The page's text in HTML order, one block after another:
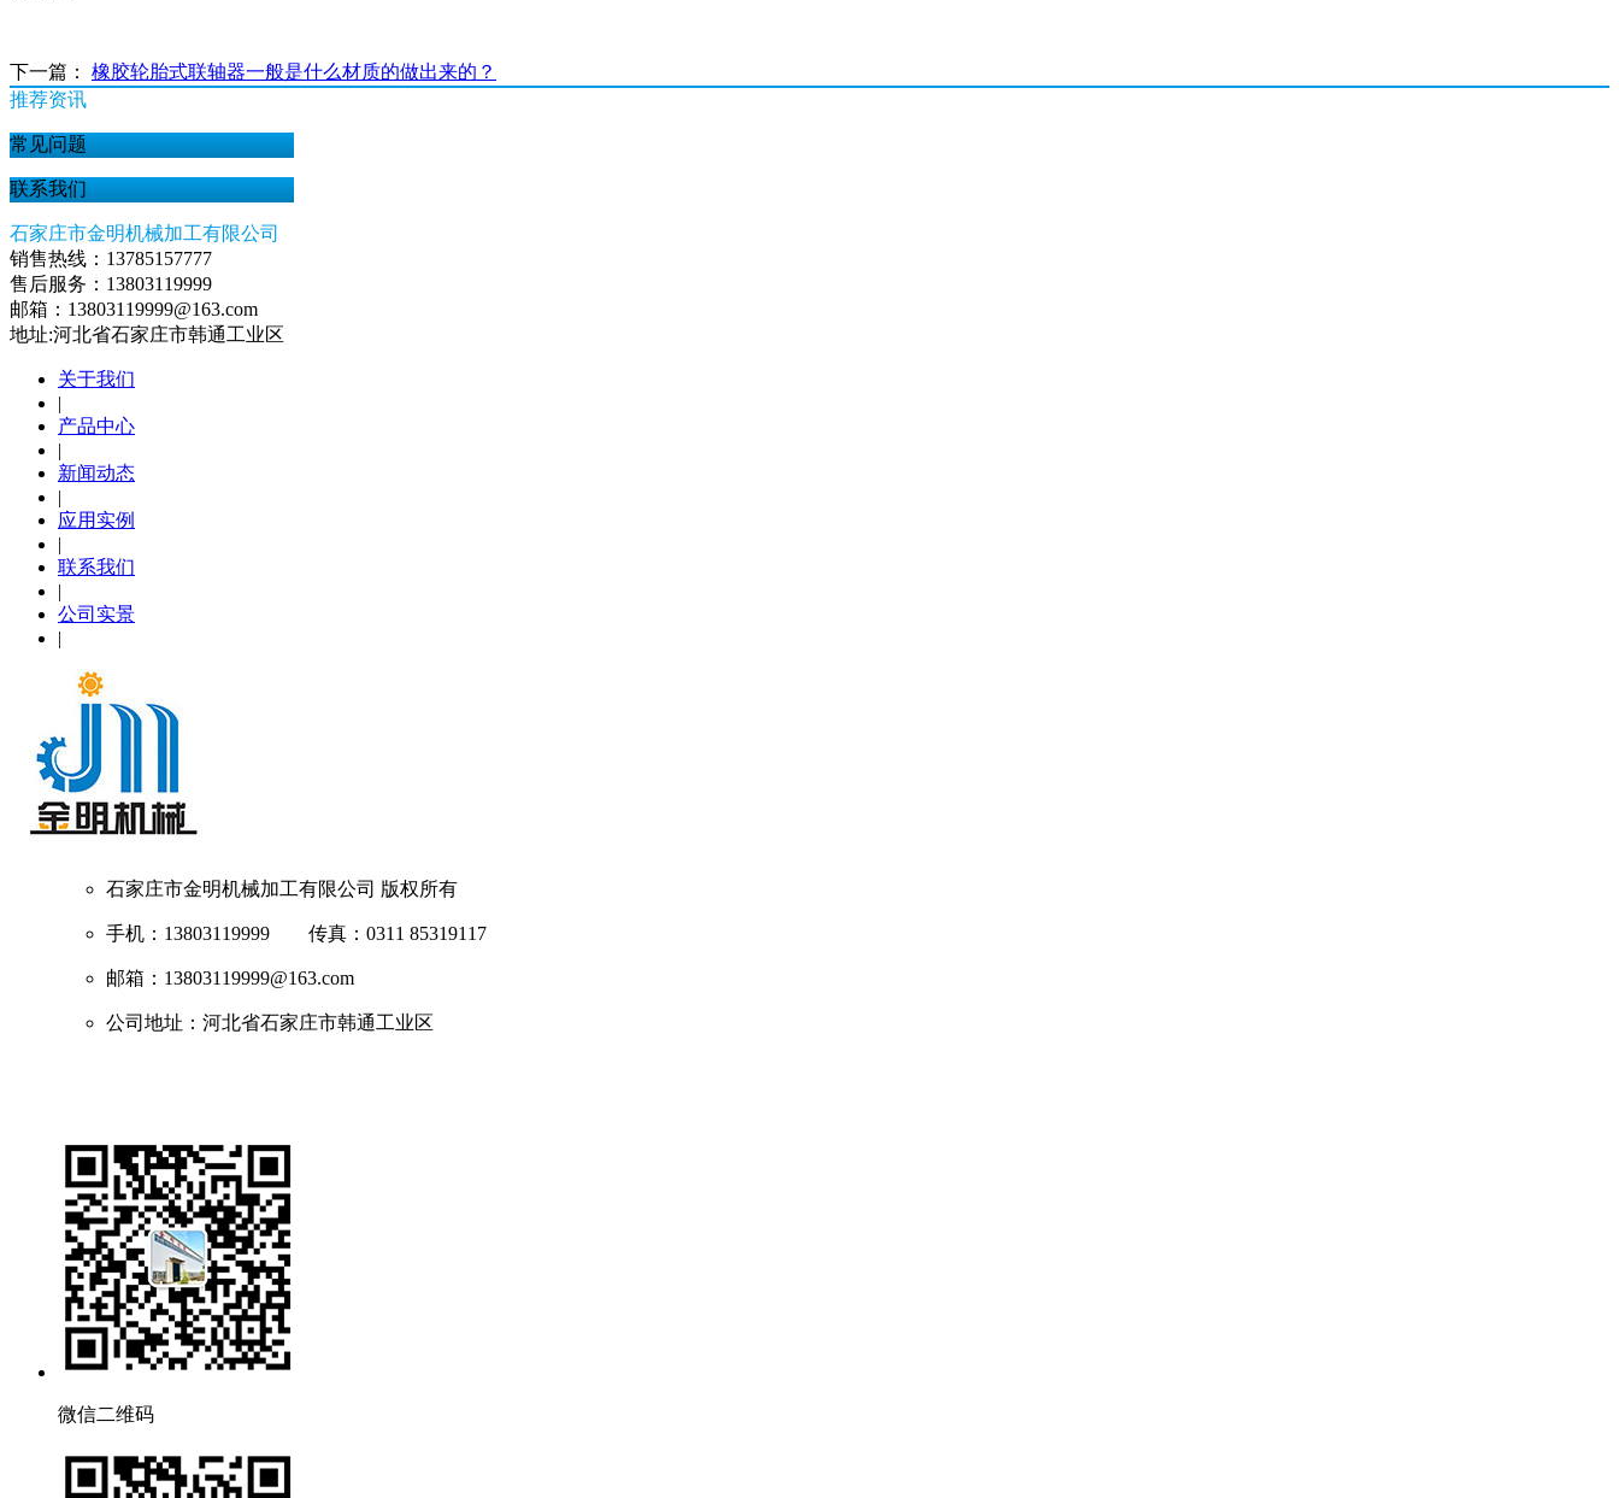
下一篇： 橡胶轮胎式联轴器一般是什么材质的做出来的？
推荐资讯
常见问题
联系我们
石家庄市金明机械加工有限公司
销售热线：13785157777
售后服务：13803119999
邮箱：13803119999@163.com
地址:河北省石家庄市韩通工业区
关于我们
|
产品中心
|
新闻动态
|
应用实例
|
联系我们
|
公司实景
|
石家庄市金明机械加工有限公司 版权所有
手机：13803119999 传真：0311 85319117
邮箱：13803119999@163.com
公司地址：河北省石家庄市韩通工业区
微信二维码